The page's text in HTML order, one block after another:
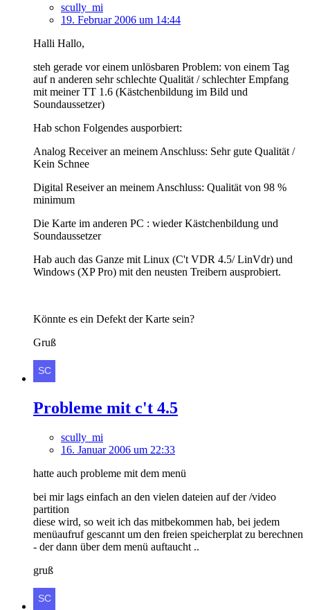
scully_mi
19. Februar 2006 um 14:44
Halli Hallo,
steh gerade vor einem unlösbaren Problem: von einem Tag
auf n anderen sehr schlechte Qualität / schlechter Empfang
mit meiner TT 1.6 (Kästchenbildung im Bild und
Soundaussetzer)
Hab schon Folgendes ausporbiert:
Analog Receiver an meinem Anschluss: Sehr gute Qualität /
Kein Schnee
Digital Reseiver an meinem Anschluss: Qualität von 98 %
minimum
Die Karte im anderen PC : wieder Kästchenbildung und
Soundaussetzer
Hab auch das Ganze mit Linux (C't VDR 4.5/ LinVdr) und
Windows (XP Pro) mit den neusten Treibern ausprobiert.
Könnte es ein Defekt der Karte sein?
Gruß
Probleme mit c't 4.5
scully_mi
16. Januar 2006 um 22:33
hatte auch probleme mit dem menü
bei mir lags einfach an den vielen dateien auf der /video
partition
diese wird, so weit ich das mitbekommen hab, bei jedem
menüaufruf gescannt um den freien speicherplat zu berechnen
- der dann über dem menü auftaucht ..
gruß